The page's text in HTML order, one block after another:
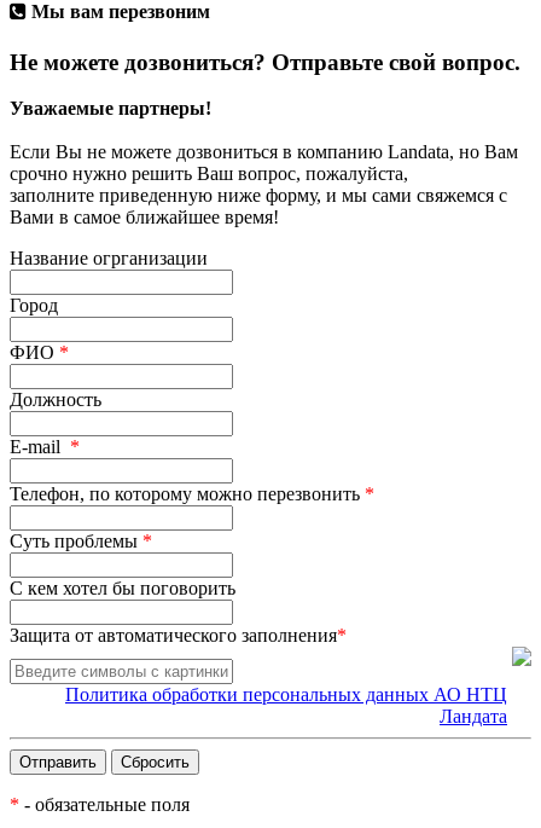
Мы вам перезвоним
Не можете дозвониться? Отправьте свой вопрос.
Уважаемые партнеры!
Если Вы не можете дозвониться в компанию Landata, но Вам
срочно нужно решить Ваш вопрос, пожалуйста,
заполните приведенную ниже форму, и мы сами свяжемся с
Вами в самое ближайшее время!
Название огрганизации
Город
ФИО *
Должность
E-mail *
Телефон, по которому можно перезвонить *
Суть проблемы *
С кем хотел бы поговорить
Защита от автоматического заполнения*
Политика обработки персональных данных АО НТЦ
Ландата
* - обязательные поля